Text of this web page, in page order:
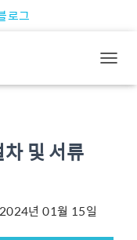
로그
및 서류
2024년 01월 15일